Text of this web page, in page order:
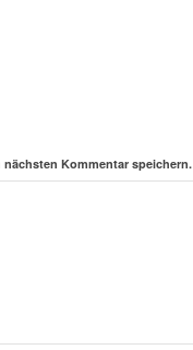
Kommentar speichern.